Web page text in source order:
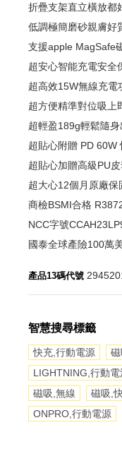
折疊支架直立橫放都
低調極簡磨砂親膚好
支援apple MagSafe
超安心智能充電安全
超高效15W無線充電
超方便精準對位吸上
超輕盈189g輕鬆隨身
超貼心附贈 PD 60W
超貼心加贈高級PU皮
超大心12個月原廠保
商檢BSMI合格
NCC字號
國泰全球產險100萬
產品13碼代號
智慧搜尋標籤
快充,行動電源
LIGHTNING,行動電
磁吸,無線
磁吸,
ONPRO,行動電源